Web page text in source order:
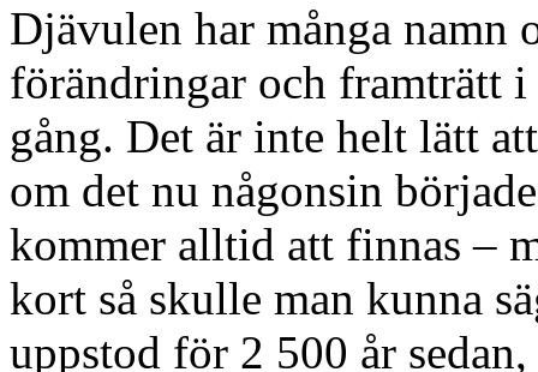
Djävulen har många namn
förändringar och framträtt
gång. Det är inte helt lätt
om det nu någonsin
kommer alltid att finnas –
kort så skulle man kunna
uppstod för 2 500 år